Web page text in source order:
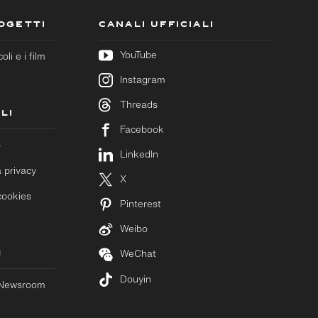
e i film
privacy
CANALI UFFICIALI
YouTube
Instagram
Threads
Facebook
LinkedIn
X
Pinterest
Weibo
WeChat
Douyin